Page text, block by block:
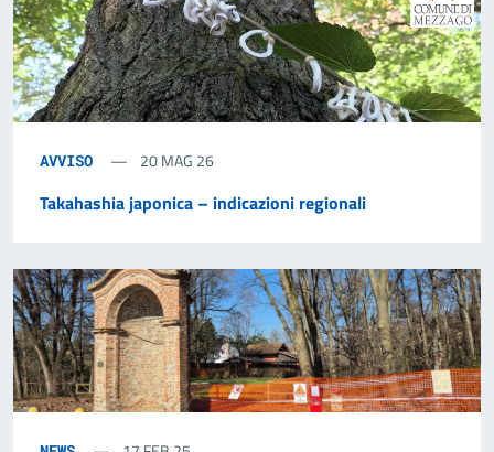
AVVISO 20 MAG 26
Takahashia japonica – indicazioni regionali